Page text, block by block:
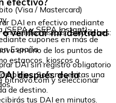
(Visa / Mastercard)
(SEPA y SEPA Instant)
cupones en más de
España
DAI en efectivo mediante
tiendas físicas. Solo debes:
en uno de los puntos de
estancos, kioscos o
bitnovo.com y seleccionar
de destino.
tus DAI en minutos.
verificar mi identidad
DAI sin registro obligatorio
Solo necesitas una
después de la